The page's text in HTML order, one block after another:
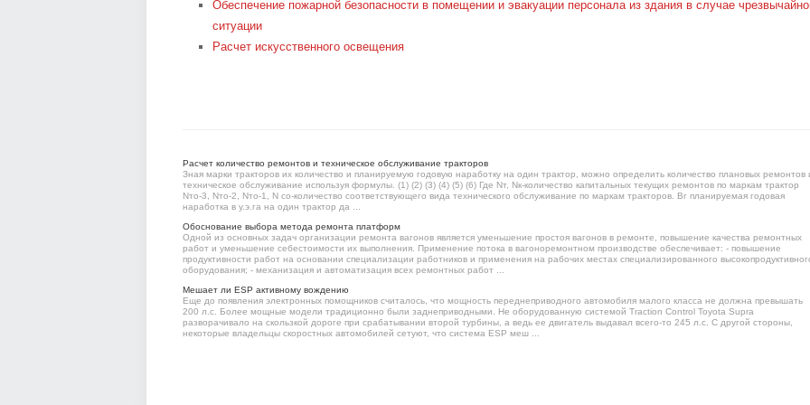
Обеспечение пожарной безопасности в помещении и эвакуации персонала из здания в случае
ситуации
Расчет искусственного освещения
Расчет количество ремонтов и техническое обслуживание тракторов
Зная марки тракторов их количество и планируемую годовую наработку на один трактор, можно определить количество плановых ремонтов
техническое обслуживание используя формулы. (1) (2) (3) (4) (5) (6) Где Nт, Nк-количество капитальных текущих ремонтов по маркам трактор
Nто-3, Nто-2, Nто-1, N со-количество соответствующего вида технического обслуживание по маркам тракторов. Вг планируемая годовая
наработка в у.э.га на один трактор да ...
Обоснование выбора метода ремонта платформ
Одной из основных задач организации ремонта вагонов является уменьшение простоя вагонов в ремонте, повышение качества ремонтных
работ и уменьшение себестоимости их выполнения. Применение потока в вагоноремонтном производстве обеспечивает: - повышение
продуктивности работ на основании специализации работников и применения на рабочих местах специализированного
оборудования; - механизация и автоматизация всех ремонтных работ ...
Мешает ли ESP активному вождению
Еще до появления электронных помощников считалось, что мощность переднеприводного автомобиля малого класса не должна превышать
200 л.с. Более мощные модели традиционно были заднеприводными. Не оборудованную системой Traction Control Toyota Supra
разворачивало на скользкой дороге при срабатывании второй турбины, а ведь ее двигатель выдавал всего-то 245 л.с. С другой стороны,
некоторые владельцы скоростных автомобилей сетуют, что система ESP меш ...